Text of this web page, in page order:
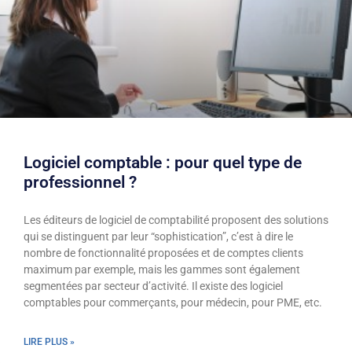
Logiciel comptable : pour quel type de
professionnel ?
Les éditeurs de logiciel de comptabilité proposent des solutions
qui se distinguent par leur “sophistication”, c’est à dire le
nombre de fonctionnalité proposées et de comptes clients
maximum par exemple, mais les gammes sont également
segmentées par secteur d’activité. Il existe des logiciel
comptables pour commerçants, pour médecin, pour PME, etc.
LIRE PLUS »